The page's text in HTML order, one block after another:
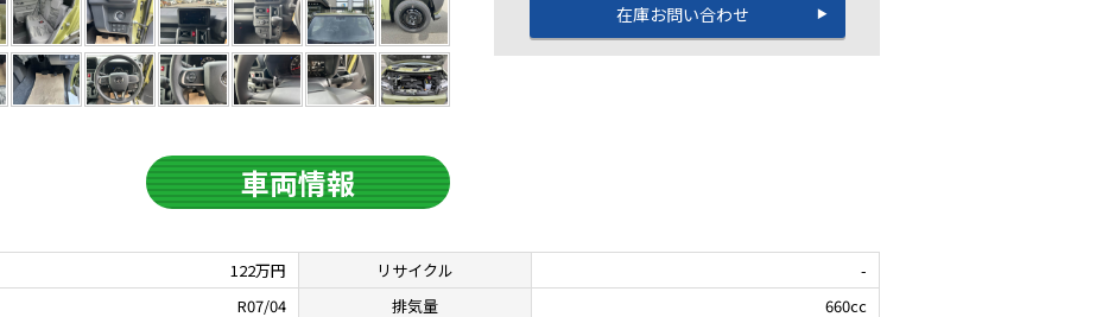
在庫お問い合わせ
車両情報
122万円 リサイクル
-
R07/04 排気量
660cc